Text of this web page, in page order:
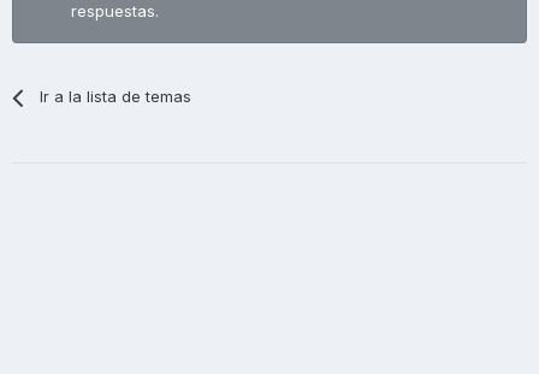
respuestas.
Ir a la lista de temas